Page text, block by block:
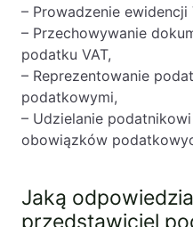
– Prowadzenie ewidencji
– Przechowywanie
podatku VAT,
– Reprezentowanie
podatkowymi,
– Udzielanie
obowiązków
Jaką
przedstawiciel